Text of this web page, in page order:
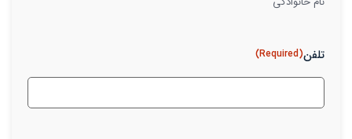
تلفن(Required)